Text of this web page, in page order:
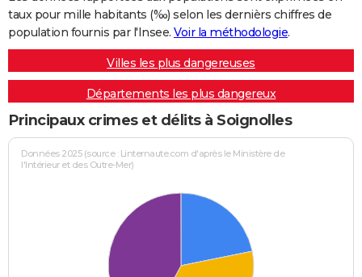
taux pour mille habitants (‰) selon les dernièrs chiffres de
population fournis par l'Insee. Voir la méthodologie.
Villes les plus dangereuses
Départements les plus dangereux
Principaux crimes et délits à Soignolles
Données 2025 (source : Linternaute.com d'après le Ministère de
l'Intérieur et des Outre-Mer)